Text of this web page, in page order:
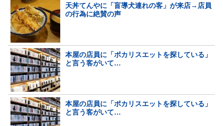
天丼てんやに「盲導犬連れの客」が来店→店員
の行為に絶賛の声
本屋の店員に「ポカリスエットを探している」
と言う客がいて…
本屋の店員に「ポカリスエットを探している」
と言う客がいて…